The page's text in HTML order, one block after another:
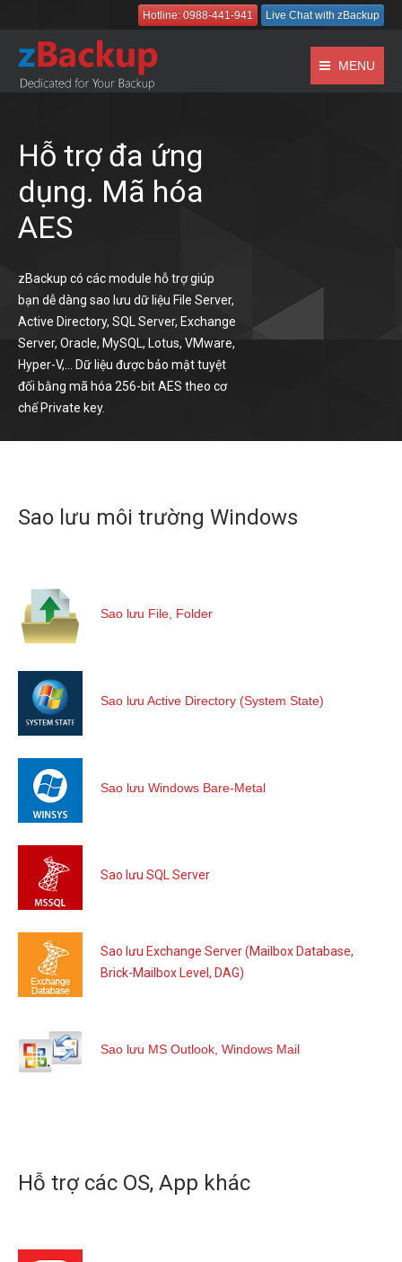
Hotline: 0988-441-941 Live Chat with zBackup
MENU
Hỗ trợ đa ứng
dụng. Mã hóa
AES
zBackup có các module hỗ trợ giúp
bạn dễ dàng sao lưu dữ liệu File Server,
Active Directory, SQL Server, Exchange
Server, Oracle, MySQL, Lotus, VMware,
Hyper-V,… Dữ liệu được bảo mật tuyệt
đối bằng mã hóa 256-bit AES theo cơ
chế Private key.
Sao lưu môi trường Windows
Sao lưu File, Folder
Sao lưu Active Directory (System State)
Sao lưu Windows Bare-Metal
Sao lưu SQL Server
Sao lưu Exchange Server (Mailbox Database,
Brick-Mailbox Level, DAG)
Sao lưu MS Outlook, Windows Mail
Hỗ trợ các OS, App khác